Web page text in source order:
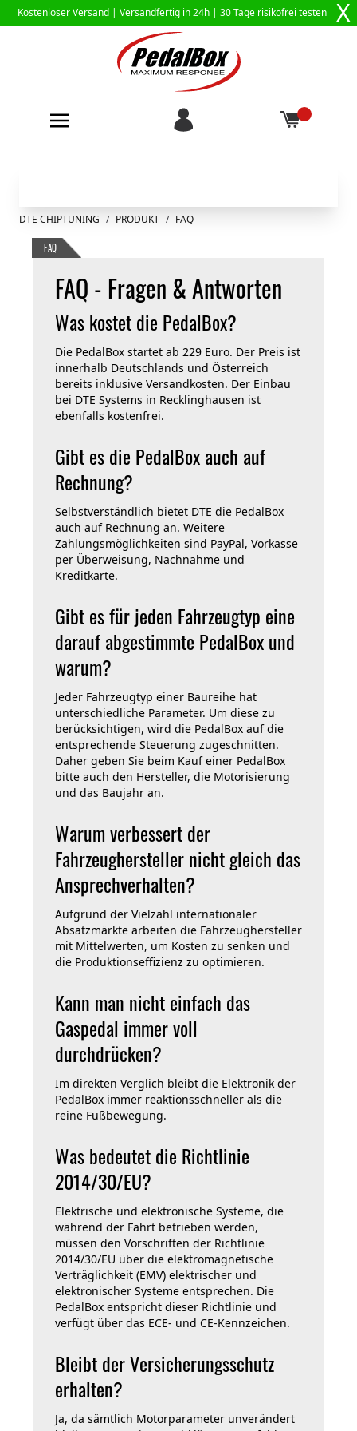
Kostenloser Versand | Versandfertig in 24h | 30 Tage risikofrei testen X
DTE CHIPTUNING / PRODUKT / FAQ
FAQ
FAQ - Fragen & Antworten
Was kostet die PedalBox?
Die PedalBox startet ab 229 Euro. Der Preis ist
innerhalb Deutschlands und Österreich
bereits inklusive Versandkosten. Der Einbau
bei DTE Systems in Recklinghausen ist
ebenfalls kostenfrei.
Gibt es die PedalBox auch auf
Rechnung?
Selbstverständlich bietet DTE die PedalBox
auch auf Rechnung an. Weitere
Zahlungsmöglichkeiten sind PayPal, Vorkasse
per Überweisung, Nachnahme und
Kreditkarte.
Gibt es für jeden Fahrzeugtyp eine
darauf abgestimmte PedalBox und
warum?
Jeder Fahrzeugtyp einer Baureihe hat
unterschiedliche Parameter. Um diese zu
berücksichtigen, wird die PedalBox auf die
entsprechende Steuerung zugeschnitten.
Daher geben Sie beim Kauf einer PedalBox
bitte auch den Hersteller, die Motorisierung
und das Baujahr an.
Warum verbessert der
Fahrzeughersteller nicht gleich das
Ansprechverhalten?
Aufgrund der Vielzahl internationaler
Absatzmärkte arbeiten die Fahrzeughersteller
mit Mittelwerten, um Kosten zu senken und
die Produktionseffizienz zu optimieren.
Kann man nicht einfach das
Gaspedal immer voll
durchdrücken?
Im direkten Verglich bleibt die Elektronik der
PedalBox immer reaktionsschneller als die
reine Fußbewegung.
Was bedeutet die Richtlinie
2014/30/EU?
Elektrische und elektronische Systeme, die
während der Fahrt betrieben werden,
müssen den Vorschriften der Richtlinie
2014/30/EU über die elektromagnetische
Verträglichkeit (EMV) elektrischer und
elektronischer Systeme entsprechen. Die
PedalBox entspricht dieser Richtlinie und
verfügt über das ECE- und CE-Kennzeichen.
Bleibt der Versicherungsschutz
erhalten?
Ja, da sämtlich Motorparameter unverändert